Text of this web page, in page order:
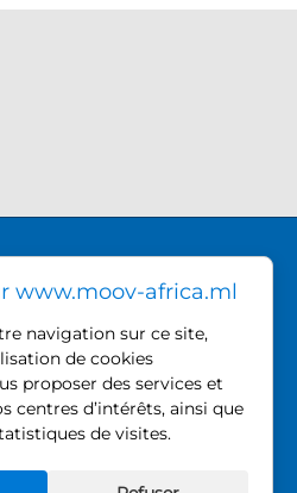
MOOV
Mali
80
22
www.moov-africa.ml
navigation sur ce site,
de cookies
proposer des services et
centres d’intérêts, ainsi que
de visites.